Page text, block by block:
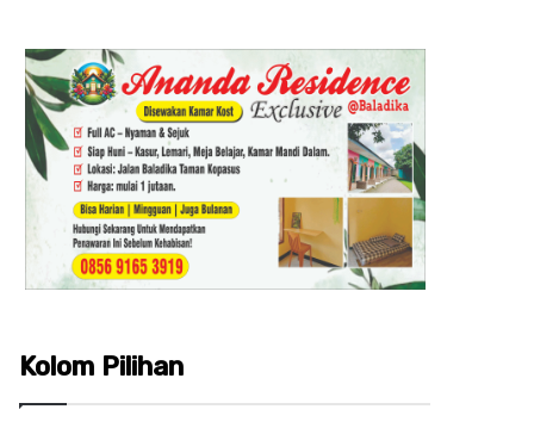
Kolom Pilihan